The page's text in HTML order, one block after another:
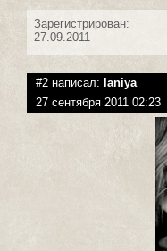
Зарегистрирован:
27.09.2011
#2 написал: laniya
27 сентября 2011 02:23